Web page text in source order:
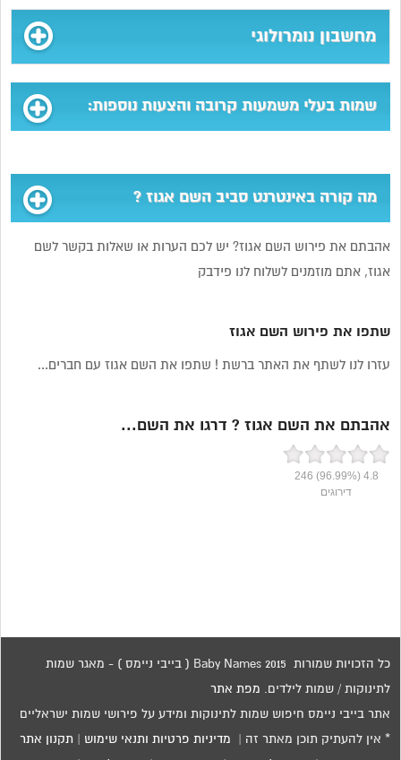
מחשבון נומרולוגי
שמות בעלי משמעות קרובה והצעות נוספות:
מה קורה באינטרנט סביב השם אגוז ?
אהבתם את פירוש השם אגוז? יש לכם הערות או שאלות בקשר לשם
אגוז, אתם מוזמנים לשלוח לנו פידבק
שתפו את פירוש השם אגוז
עזרו לנו לשתף את האתר ברשת ! שתפו את השם אגוז עם חברים...
אהבתם את השם אגוז ? דרגו את השם...
4.8
(96.99%)
246
דירוגים
כל הזכויות שמורות 2015 Baby Names ( בייבי ניימס ) - מאגר שמות
לתינוקות / שמות לילדים. מפת אתר
אתר בייבי ניימס חיפוש שמות לתינוקות ומידע על פירושי שמות ישראליים
* אין להעתיק תוכן מאתר זה | מדיניות פרטיות ותנאי שימוש תקנון אתר